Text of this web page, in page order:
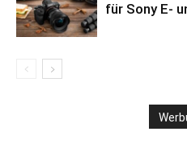
für Sony E-